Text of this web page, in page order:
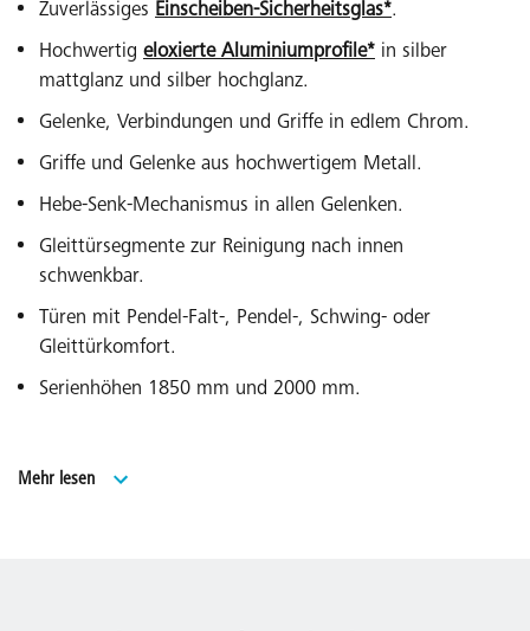
Zuverlässiges Einscheiben-Sicherheitsglas*.
Hochwertig eloxierte Aluminiumprofile* in silber
mattglanz und silber hochglanz.
Gelenke, Verbindungen und Griffe in edlem Chrom.
Griffe und Gelenke aus hochwertigem Metall.
Hebe-Senk-Mechanismus in allen Gelenken.
Gleittürsegmente zur Reinigung nach innen
schwenkbar.
Türen mit Pendel-Falt-, Pendel-, Schwing- oder
Gleittürkomfort.
Serienhöhen 1850 mm und 2000 mm.
Viertelkreis-Duschkabine (Schwingtüren, Gleittüren)
Mehr lesen